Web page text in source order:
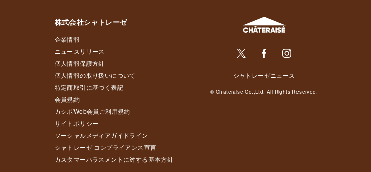
株式会社シャトレーゼ
企業情報
ニュースリリース
個人情報保護方針
個人情報の取り扱いについて
特定商取引に基づく表記
会員規約
カシポWeb会員ご利用規約
サイトポリシー
ソーシャルメディアガイドライン
シャトレーゼ コンプライアンス宣言
カスタマーハラスメントに対する基本方針
シャトレーゼニュース
© Chateraise Co.,Ltd. All Rights Reserved.